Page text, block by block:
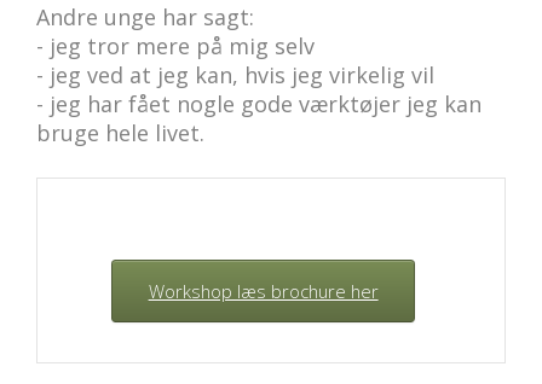
Andre unge har sagt:
- jeg tror mere på mig selv
- jeg ved at jeg kan, hvis jeg virkelig vil
- jeg har fået nogle gode værktøjer jeg kan
bruge hele livet.
Workshop læs brochure her